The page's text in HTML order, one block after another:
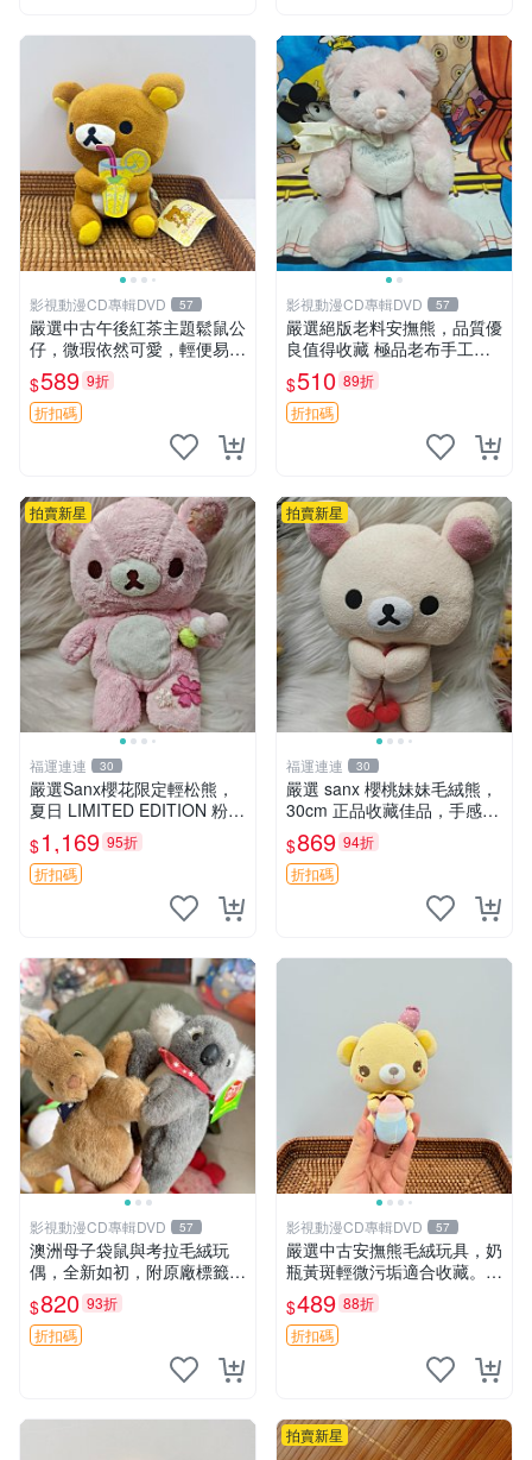
影視動漫CD專輯DVD 57
嚴選中古午後紅茶主題鬆鼠公
仔，微瑕依然可愛，輕便易運
送 二手收藏推薦 工廠直營 快
遞到府 中古 玩偶 公仔
$589 9折
折扣碼
影視動漫CD專輯DVD 57
嚴選絕版老料安撫熊，品質優
良值得收藏 極品老布手工安
撫搖鈴玩具，適合哄睡寶貝
超柔老料搖鈴熊，專為孩子設
計的安心伴護 推薦絕版老布
製工藝搖鈴熊，可當作童
$510 89折
折扣碼
拍賣新星
福運連連 30
嚴選Sanx櫻花限定輕松熊，
夏日 LIMITED EDITION 粉色
毛絨熊，背有拉鏈設計，肚內
填充豆袋，精致工藝呈現，狀
態如新，適合收藏與送人 櫻
$1,169 95折
折扣碼
拍賣新星
福運連連 30
嚴選 sanx 櫻桃妹妹毛絨熊，
30cm 正品收藏佳品，手感極
軟，適合贈送與收藏 櫻桃妹
妹、sanx、毛絨熊
$869 94折
折扣碼
影視動漫CD專輯DVD 57
澳洲母子袋鼠與考拉毛絨玩
偶，全新如初，附原廠標籤，
手感極軟，適合贈送親朋好
友。袋鼠與考拉正版，精緻尺
寸，適合作為收藏或家飾擺
設，增添暖意。 母子、袋
$820 93折
折扣碼
影視動漫CD專輯DVD 57
嚴選中古安撫熊毛絨玩具，奶
瓶黃斑輕微污垢適合收藏。默
認兩日發貨，全國快遞隨機派
送。 成色如圖可放心購買，
輕微瑕疵和臟污不影響使用。
安撫熊 中古玩偶 毛
$489 88折
折扣碼
拍賣新星